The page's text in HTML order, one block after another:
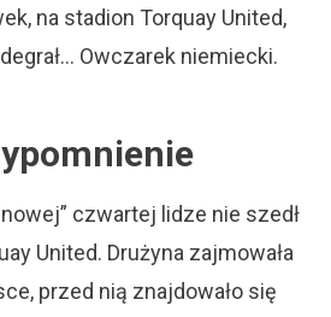
na stadion Torquay United,
Owczarek niemiecki.
czwartej lidze nie szedł
United. Drużyna zajmowała
przed nią znajdowało się